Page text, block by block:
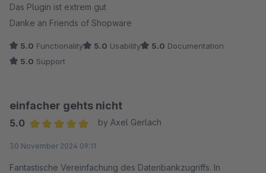
Das Plugin ist extrem gut
Danke an Friends of Shopware
5.0 Functionality 5.0 Usability 5.0 Documentation
5.0 Support
einfacher gehts nicht
5.0
by Axel Gerlach
30 November 2024 09:11
Fantastische Vereinfachung des Datenbankzugriffs. In